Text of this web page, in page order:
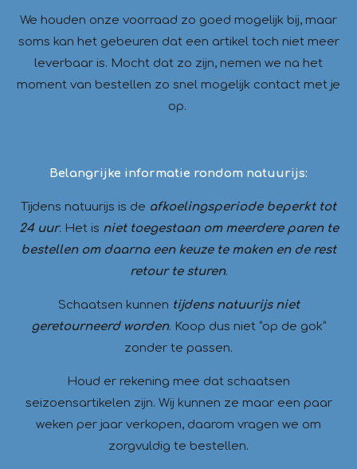
We houden onze voorraad zo goed mogelijk bij, maar
soms kan het gebeuren dat een artikel toch niet meer
leverbaar is. Mocht dat zo zijn, nemen we na het
moment van bestellen zo snel mogelijk contact met je
op.
Belangrijke informatie rondom natuurijs:
Tijdens natuurijs is de afkoelingsperiode beperkt tot
24 uur. Het is niet toegestaan om meerdere paren te
bestellen om daarna een keuze te maken en de rest
retour te sturen.
Schaatsen kunnen tijdens natuurijs niet
geretourneerd worden. Koop dus niet “op de gok”
zonder te passen.
Houd er rekening mee dat schaatsen
seizoensartikelen zijn. Wij kunnen ze maar een paar
weken per jaar verkopen, daarom vragen we om
zorgvuldig te bestellen.